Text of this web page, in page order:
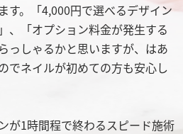
す。「4,000円で選べるデザイン
、「オプション料金が発生する
っしゃるかと思いますが、はあ
でネイルが初めての方も安心し
が1時間程で終わるスピード施術